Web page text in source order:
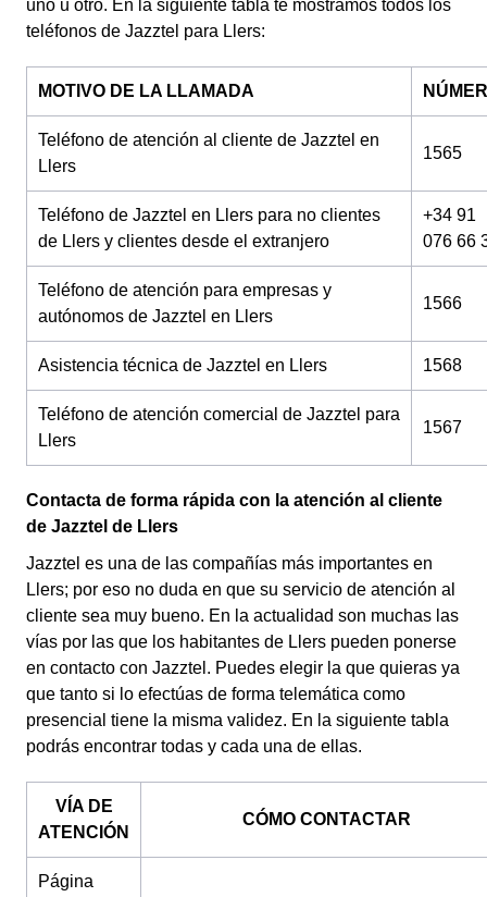
uno u otro. En la siguiente tabla te mostramos todos los
teléfonos de Jazztel para Llers:
MOTIVO DE LA LLAMADA
Teléfono de atención al cliente de Jazztel en
Llers
1565
Teléfono de Jazztel en Llers para no clientes
de Llers y clientes desde el extranjero
+34 91
076 66
Teléfono de atención para empresas y
autónomos de Jazztel en Llers
1566
Asistencia técnica de Jazztel en Llers 1568
Teléfono de atención comercial de Jazztel para
Llers
1567
Contacta de forma rápida con la atención al cliente
de Jazztel de Llers
Jazztel es una de las compañías más importantes en
Llers; por eso no duda en que su servicio de atención al
cliente sea muy bueno. En la actualidad son muchas las
vías por las que los habitantes de Llers pueden ponerse
en contacto con Jazztel. Puedes elegir la que quieras ya
que tanto si lo efectúas de forma telemática como
presencial tiene la misma validez. En la siguiente tabla
podrás encontrar todas y cada una de ellas.
VÍA DE
ATENCIÓN
CÓMO CONTACTAR
Página